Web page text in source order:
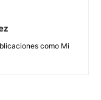
como Mi